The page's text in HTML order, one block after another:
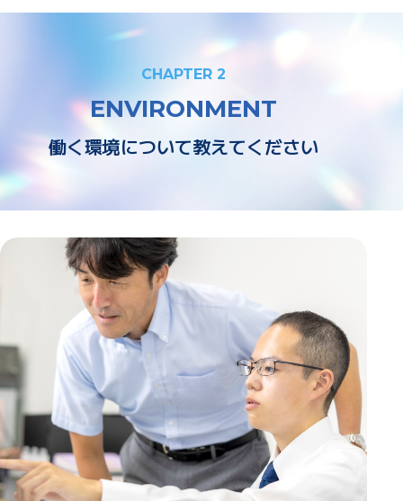
CHAPTER 2
ENVIRONMENT
働く環境について教えてください